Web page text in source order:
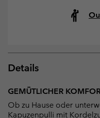
Details
GEMÜTLICHER
Ob zu Hause oder
Kapuzenpulli mit